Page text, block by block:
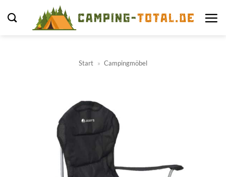
Inhalt
Start » Campingmöbel